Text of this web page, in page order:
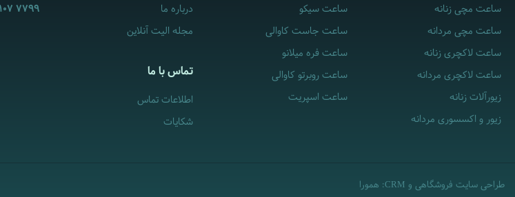
ساعت مچی زنانه
ساعت مچی مردانه
ساعت لاکچری زنانه
ساعت لاکچری مردانه
زیورآلات زنانه
زیور و اکسسوری مردانه
ساعت سیکو
ساعت جاست کاوالی
ساعت فره میلانو
ساعت روبرتو کاوالی
ساعت اسپریت
درباره ما
مجله الیت آنلاین
تماس با ما
اطلاعات تماس
شکایات
7799
طراحی سایت فروشگاهی و CRM
: همورا